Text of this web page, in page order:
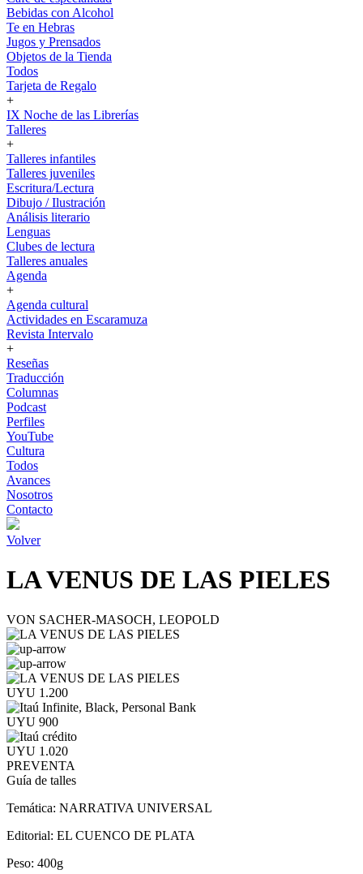
Bebidas con Alcohol
Te en Hebras
Jugos y Prensados
Objetos de la Tienda
Todos
Tarjeta de Regalo
+
IX Noche de las Librerías
Talleres
+
Talleres infantiles
Talleres juveniles
Escritura/Lectura
Dibujo / Ilustración
Análisis literario
Lenguas
Clubes de lectura
Talleres anuales
Agenda
+
Agenda cultural
Actividades en Escaramuza
Revista Intervalo
+
Reseñas
Traducción
Columnas
Podcast
Perfiles
YouTube
Cultura
Todos
Avances
Nosotros
Contacto
Volver
LA VENUS DE LAS PIELES
VON SACHER-MASOCH, LEOPOLD
UYU 1.200
UYU 900
UYU 1.020
PREVENTA
Guía de talles
Temática: NARRATIVA UNIVERSAL
Editorial: EL CUENCO DE PLATA
Peso: 400g